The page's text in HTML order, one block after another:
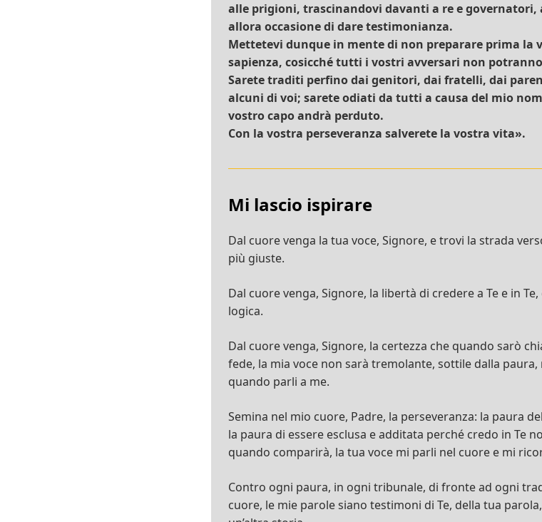
alle prigioni, trascinandovi davanti a re e governatori,
allora occasione di dare testimonianza.
Mettetevi dunque in mente di non preparare prima la
sapienza, cosicché tutti i vostri avversari non
Sarete traditi perfino dai genitori, dai fratelli, dai
alcuni di voi; sarete odiati da tutti a causa del mio
vostro capo andrà perduto.
Con la vostra perseveranza salverete la vostra vita».
Mi lascio ispirare
Dal cuore venga la tua voce, Signore, e trovi la strada
più giuste.
Dal cuore venga, Signore, la libertà di credere a Te e in
logica.
Dal cuore venga, Signore, la certezza che quando sarò
fede, la mia voce non sarà tremolante, sottile dalla
quando parli a me.
Semina nel mio cuore, Padre, la perseveranza: la paura
la paura di essere esclusa e additata perché credo in Te
quando comparirà, la tua voce mi parli nel cuore e mi
Contro ogni paura, in ogni tribunale, di fronte ad ogni
cuore, le mie parole siano testimoni di Te, della tua